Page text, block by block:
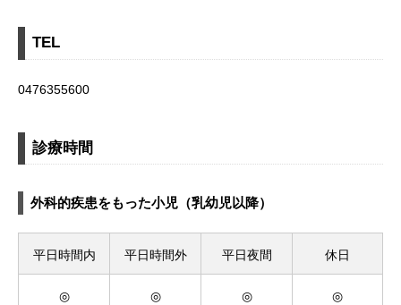
TEL
0476355600
診療時間
外科的疾患をもった小児（乳幼児以降）
平日時間内 平日時間外 平日夜間 休日
◎ ◎ ◎ ◎